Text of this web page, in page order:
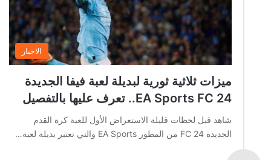
الاخبار
ميزات ثلاثية ثورية لبديلة لعبة فيفا الجديدة
EA Sports FC 24.. تعرف عليها بالتفصيل
شاهد قبل لحظات قليلة الاستعراض الأول للعبة كرة القدم
الجديدة FC 24 من المطور EA Sports والتي تعتبر بديلة لعبة…